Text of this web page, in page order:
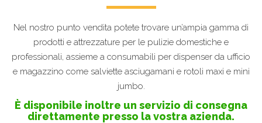
Nel nostro punto vendita potete trovare un’ampia gamma di
prodotti e attrezzature per le pulizie domestiche e
professionali, assieme a consumabili per dispenser da ufficio
e magazzino come salviette asciugamani e rotoli maxi e mini
jumbo.
È disponibile inoltre un servizio di consegna
direttamente presso la vostra azienda.